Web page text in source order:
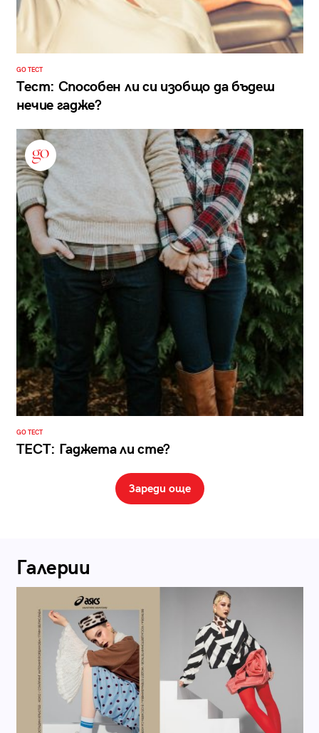
GO ТЕСТ
Тест: Способен ли си изобщо да бъдеш
нечие гадже?
GO ТЕСТ
ТЕСТ: Гаджета ли сте?
Зареди още
Галерии